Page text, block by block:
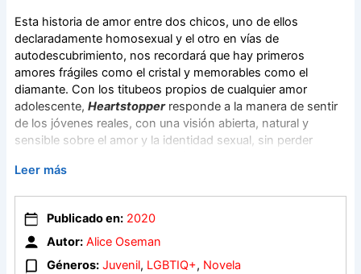
Esta historia de amor entre dos chicos, uno de ellos
declaradamente homosexual y el otro en vías de
autodescubrimiento, nos recordará que hay primeros
amores frágiles como el cristal y memorables como el
diamante. Con los titubeos propios de cualquier amor
adolescente, Heartstopperresponde a la manera de sentir
de los jóvenes reales, con una visión abierta, natural y
sensible sobre el amor y la identidad sexual, sin perder
Leer más
Publicado en: 2020
Autor: Alice Oseman
Géneros: Juvenil, LGBTIQ+, Novela